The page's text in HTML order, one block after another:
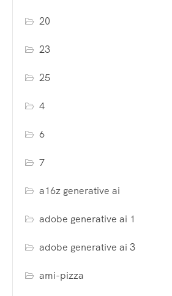
20
23
25
4
6
7
a16z generative ai
adobe generative ai 1
adobe generative ai 3
ami-pizza